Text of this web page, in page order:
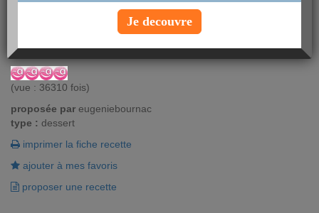
facile à réaliser cette recette du cake au yaourt est un succès
Vous aimez ? Alors notez !
(vue : 36310 fois)
proposée par eugeniebournac
type : dessert
imprimer la fiche recette
ajouter à mes favoris
proposer une recette
Je decouvre